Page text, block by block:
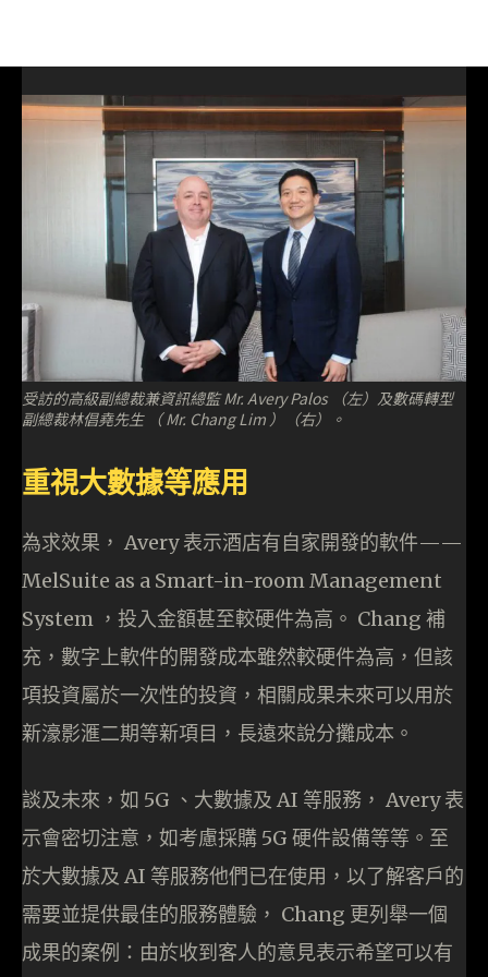
受訪的高級副總裁兼資訊總監 Mr. Avery Palos （左）及數碼轉型
副總裁林倡堯先生 （ Mr. Chang Lim ）（右）。
重視大數據等應用
為求效果， Avery 表示酒店有自家開發的軟件——
MelSuite as a Smart-in-room Management
System ，投入金額甚至較硬件為高。 Chang 補
充，數字上軟件的開發成本雖然較硬件為高，但該
項投資屬於一次性的投資，相關成果未來可以用於
新濠影滙二期等新項目，長遠來說分攤成本。
談及未來，如 5G 、大數據及 AI 等服務， Avery 表
示會密切注意，如考慮採購 5G 硬件設備等等。至
於大數據及 AI 等服務他們已在使用，以了解客戶的
需要並提供最佳的服務體驗， Chang 更列舉一個
成果的案例：由於收到客人的意見表示希望可以有